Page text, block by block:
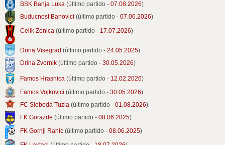
BSK Banja Luka(último partido - 07.08.2026)
Buducnost Banovici (último partido - 07.06.2026)
Celik Zenica(último partido - 17.07.2026)
Drina Visegrad (último partido - 24.05.2025)
Drina Zvornik(último partido - 30.05.2026)
Famos Hrasnica (último partido - 12.02.2026)
Famos Vojkovici (último partido - 30.05.2026)
FC Sloboda Tuzla(último partido - 01.08.2026)
FK Gorazde (último partido - 08.06.2025)
FK Gornji Rahic(último partido - 08.06.2025)